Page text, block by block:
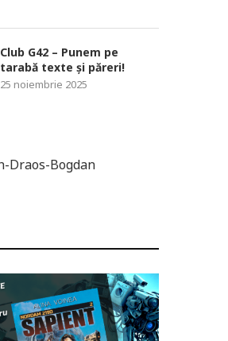
Club G42 – Punem pe
tarabă texte și păreri!
25 noiembrie 2025